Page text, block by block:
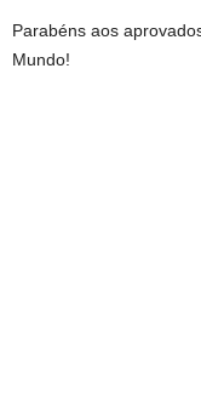
Parabéns aos
Mundo!